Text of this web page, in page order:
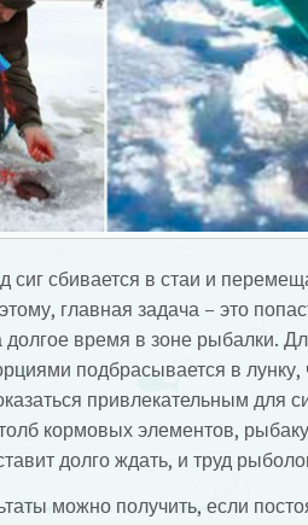
сиг сбивается в стаи и
главная задача – это
долгое время в зоне рыбалки.
подбрасывается в лунку,
привлекательным для
кормовых элементов,
долго ждать, и труд
можно получить, если